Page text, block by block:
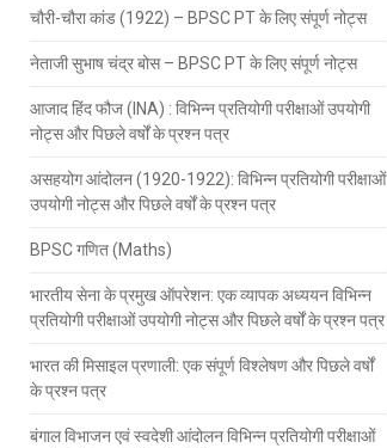
चौरी-चौरा कांड (1922) – BPSC PT के लिए संपूर्ण नोट्स
नेताजी सुभाष चंद्र बोस – BPSC PT के लिए संपूर्ण नोट्स
आजाद हिंद फौज (INA) : विभिन्न प्रतियोगी परीक्षाओं उपयोगी
नोट्स और पिछले वर्षों के प्रश्न पत्र
असहयोग आंदोलन (1920-1922): विभिन्न प्रतियोगी परीक्षाओं
उपयोगी नोट्स और पिछले वर्षों के प्रश्न पत्र
BPSC गणित (Maths)
भारतीय सेना के प्रमुख ऑपरेशन: एक व्यापक अध्ययन विभिन्न
प्रतियोगी परीक्षाओं उपयोगी नोट्स और पिछले वर्षों के प्रश्न पत्र
भारत की मिसाइल प्रणाली: एक संपूर्ण विश्लेषण और पिछले वर्षों
के प्रश्न पत्र
बंगाल विभाजन एवं स्वदेशी आंदोलन विभिन्न प्रतियोगी परीक्षाओं